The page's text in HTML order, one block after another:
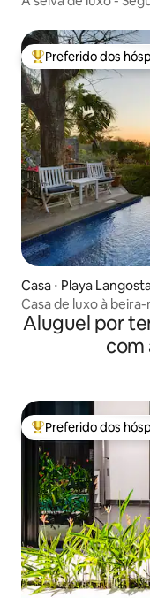
Entre os melhores
Preferido dos
Casa ⋅ Playa
Casa de luxo à
Aluguel por
com
Entre os melhores
Preferido dos